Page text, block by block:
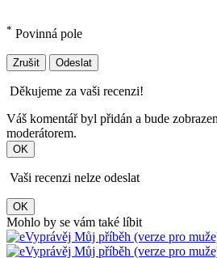
* Povinná pole
Zrušit Odeslat
Děkujeme za vaši recenzi!
Váš komentář byl přidán a bude
moderátorem.
OK
Vaši recenzi nelze odeslat
OK
Mohlo by se vám také líbit